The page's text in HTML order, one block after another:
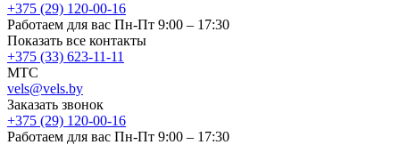
+375 (29) 120-00-16
Работаем для вас Пн-Пт 9:00 – 17:30
Показать все контакты
+375 (33) 623-11-11
MTC
vels@vels.by
Заказать звонок
+375 (29) 120-00-16
Работаем для вас Пн-Пт 9:00 – 17:30